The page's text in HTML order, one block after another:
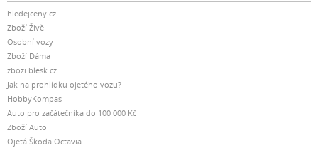
hledejceny.cz
Zboží Živě
Osobní vozy
Zboží Dáma
zbozi.blesk.cz
Jak na prohlídku ojetého vozu?
HobbyKompas
Auto pro začátečníka do 100 000 Kč
Zboží Auto
Ojetá Škoda Octavia